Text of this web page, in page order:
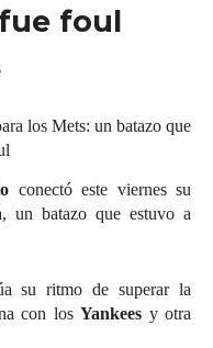
foul
conectó este viernes su
un batazo que estuvo a
su ritmo de superar la
con losYankees y otra